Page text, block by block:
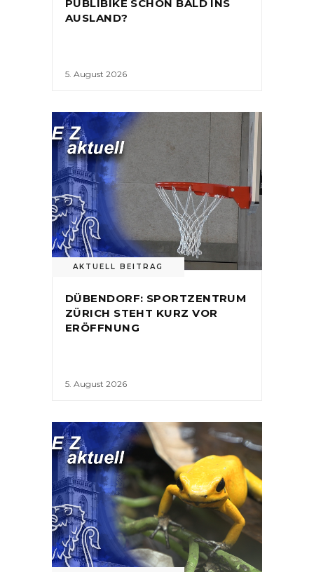
PUBLIBIKE SCHON BALD INS
AUSLAND?
5. August 2026
AKTUELL BEITRAG
DÜBENDORF: SPORTZENTRUM
ZÜRICH STEHT KURZ VOR
ERÖFFNUNG
5. August 2026